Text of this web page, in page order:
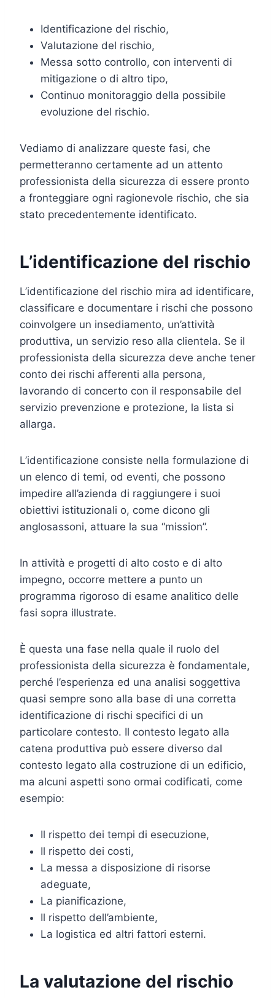
Identificazione del rischio,
Valutazione del rischio,
Messa sotto controllo, con interventi di
mitigazione o di altro tipo,
Continuo monitoraggio della possibile
evoluzione del rischio.
Vediamo di analizzare queste fasi, che
permetteranno certamente ad un attento
professionista della sicurezza di essere pronto
a fronteggiare ogni ragionevole rischio, che sia
stato precedentemente identificato.
L’identificazione del rischio
L’identificazione del rischio mira ad identificare,
classificare e documentare i rischi che possono
coinvolgere un insediamento, un’attività
produttiva, un servizio reso alla clientela. Se il
professionista della sicurezza deve anche tener
conto dei rischi afferenti alla persona,
lavorando di concerto con il responsabile del
servizio prevenzione e protezione, la lista si
allarga.
L’identificazione consiste nella formulazione di
un elenco di temi, od eventi, che possono
impedire all’azienda di raggiungere i suoi
obiettivi istituzionali o, come dicono gli
anglosassoni, attuare la sua “mission”.
In attività e progetti di alto costo e di alto
impegno, occorre mettere a punto un
programma rigoroso di esame analitico delle
fasi sopra illustrate.
È questa una fase nella quale il ruolo del
professionista della sicurezza è fondamentale,
perché l’esperienza ed una analisi soggettiva
quasi sempre sono alla base di una corretta
identificazione di rischi specifici di un
particolare contesto. Il contesto legato alla
catena produttiva può essere diverso dal
contesto legato alla costruzione di un edificio,
ma alcuni aspetti sono ormai codificati, come
esempio:
Il rispetto dei tempi di esecuzione,
Il rispetto dei costi,
La messa a disposizione di risorse
adeguate,
La pianificazione,
Il rispetto dell’ambiente,
La logistica ed altri fattori esterni.
La valutazione del rischio